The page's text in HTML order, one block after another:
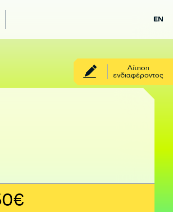
EN
Αίτηση
ενδιαφέροντος